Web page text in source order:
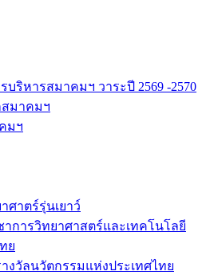
ริหารสมาคมฯ วาระปี 2569 -2570
สมาคมฯ
มฯ
าตร์รุ่นเยาว์
การวิทยาศาสตร์และเทคโนโลยี
ย
งวัลนวัตกรรมแห่งประเทศไทย